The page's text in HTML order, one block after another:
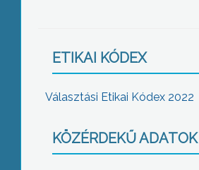
ETIKAI KÓDEX
Választási Etikai Kódex 2022
KÖZÉRDEKŰ ADATOK